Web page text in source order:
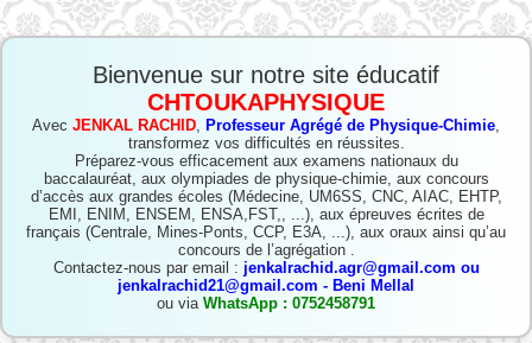
Bienvenue sur notre site éducatif
CHTOUKAPHYSIQUE
Avec JENKAL RACHID, Professeur Agrégé de Physique-Chimie,
transformez vos difficultés en réussites.
Préparez-vous efficacement aux examens nationaux du
baccalauréat, aux olympiades de physique-chimie, aux concours
d’accès aux grandes écoles (Médecine, UM6SS, CNC, AIAC, EHTP,
EMI, ENIM, ENSEM, ENSA,FST,, ...), aux épreuves écrites de
français (Centrale, Mines-Ponts, CCP, E3A, ...), aux oraux ainsi qu’au
concours de l’agrégation .
Contactez-nous par email : jenkalrachid.agr@gmail.com ou
jenkalrachid21@gmail.com - Beni Mellal
ou via WhatsApp : 0752458791